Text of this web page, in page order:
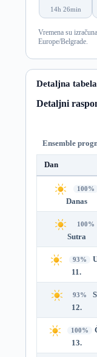
14h 26min
Vremena su
Europe/Belgrade.
Detaljna tabela
Detaljni
Ensemble
Dan
100%
Danas
100%
Sutra
93%
11.
93%
12.
100%
13.